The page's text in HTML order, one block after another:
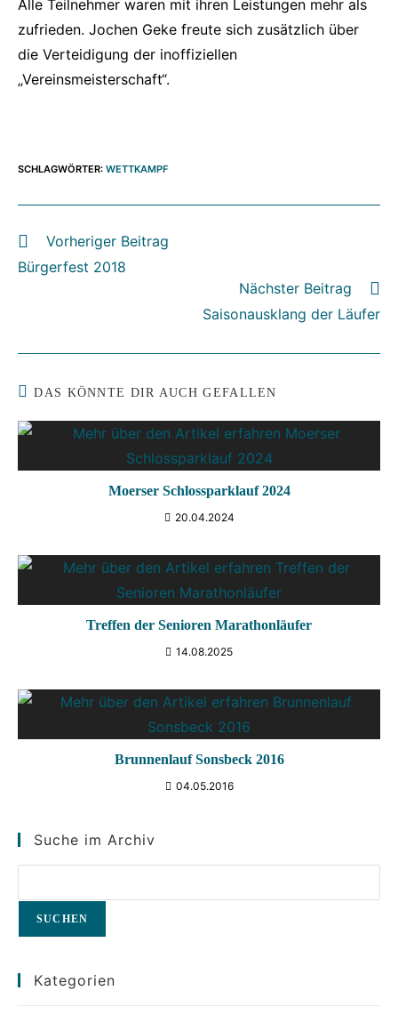
Alle Teilnehmer waren mit ihren Leistungen mehr als
zufrieden. Jochen Geke freute sich zusätzlich über
die Verteidigung der inoffiziellen
„Vereinsmeisterschaft“.
SCHLAGWÖRTER: WETTKAMPF
Weitere
ansehen
Vorheriger Beitrag
Bürgerfest 2018
Nächster Beitrag
Saisonausklang der Läufer
DAS KÖNNTE DIR AUCH GEFALLEN
Moerser Schlossparklauf 2024
20.04.2024
Treffen der Senioren Marathonläufer
14.08.2025
Brunnenlauf Sonsbeck 2016
04.05.2016
Suche im Archiv
SUCHEN
Kategorien